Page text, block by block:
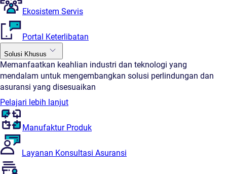
Ekosistem Servis
Portal Keterlibatan
Solusi Khusus
Memanfaatkan keahlian industri dan teknologi yang
mendalam untuk mengembangkan solusi perlindungan dan
asuransi yang disesuaikan
Pelajari lebih lanjut
Manufaktur Produk
Layanan Konsultasi Asuransi